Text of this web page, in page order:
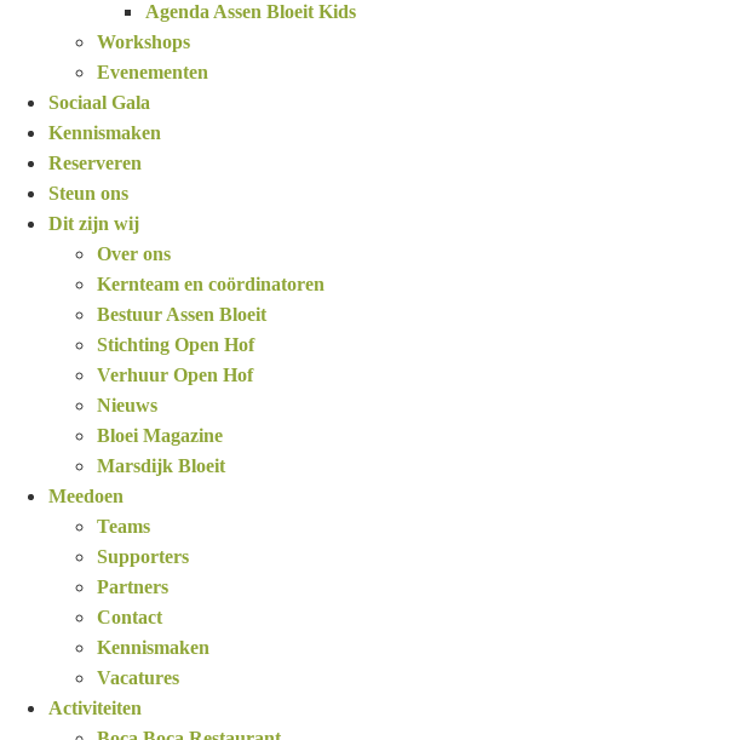
Agenda Assen Bloeit Kids
Workshops
Evenementen
Sociaal Gala
Kennismaken
Reserveren
Steun ons
Dit zijn wij
Over ons
Kernteam en coördinatoren
Bestuur Assen Bloeit
Stichting Open Hof
Verhuur Open Hof
Nieuws
Bloei Magazine
Marsdijk Bloeit
Meedoen
Teams
Supporters
Partners
Contact
Kennismaken
Vacatures
Activiteiten